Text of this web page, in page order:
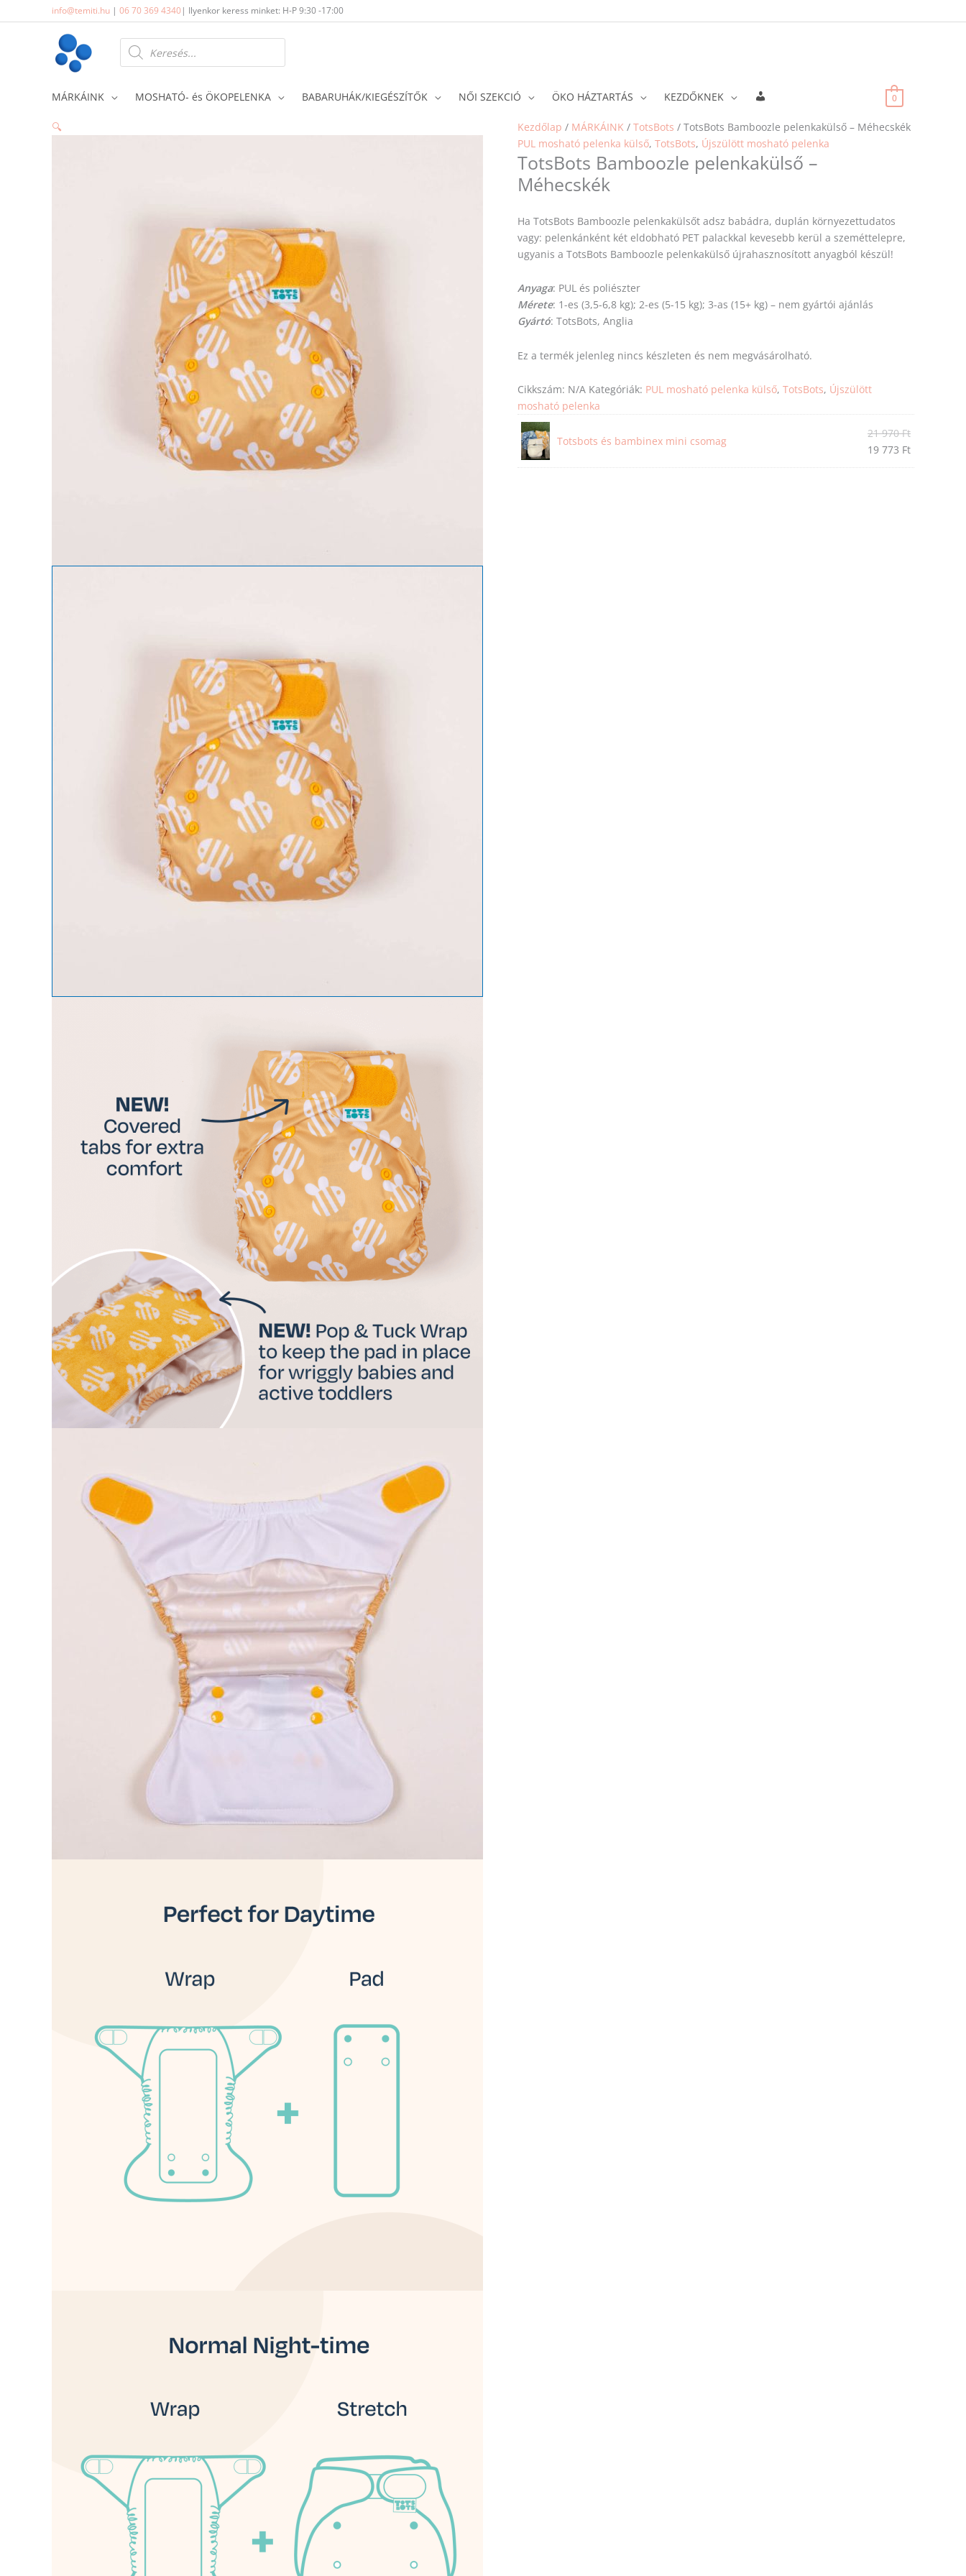
to
info@temiti.hu | 06 70 369 4340| Ilyenkor keress minket: H-P 9:30 -17:00
Products
search
MÁRKÁINK MOSHATÓ- és ÖKOPELENKA BABARUHÁK/KIEGÉSZÍTŐK NŐI SZEKCIÓ ÖKO HÁZTARTÁS KEZDŐKNEK 0
🔍 Kezdőlap / MÁRKÁINK / TotsBots / TotsBots Bamboozle pelenkakülső – Méhecskék
PUL mosható pelenka külső, TotsBots, Újszülött mosható pelenka
TotsBots Bamboozle pelenkakülső –
Méhecskék
Ha TotsBots Bamboozle pelenkakülsőt adsz babádra, duplán környezettudatos
vagy: pelenkánként két eldobható PET palackkal kevesebb kerül a szeméttelepre,
ugyanis a TotsBots Bamboozle pelenkakülső újrahasznosított anyagból készül!
Anyaga: PUL és poliészter
Mérete: 1-es (3,5-6,8 kg); 2-es (5-15 kg); 3-as (15+ kg) – nem gyártói ajánlás
Gyártó: TotsBots, Anglia
Ez a termék jelenleg nincs készleten és nem megvásárolható.
Cikkszám: N/A Kategóriák: PUL mosható pelenka külső, TotsBots, Újszülött
mosható pelenka
Totsbots és bambinex mini csomag
21 970Ft
Original
19 773 Ft
Current